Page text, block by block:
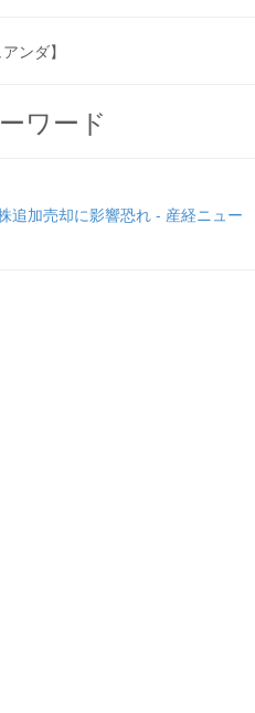
ンダ】
ワード
追加売却に影響恐れ - 産経ニュー